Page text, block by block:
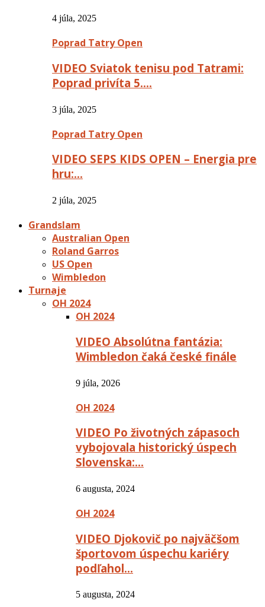
4 júla, 2025
Poprad Tatry Open
VIDEO Sviatok tenisu pod Tatrami:
Poprad privíta 5….
3 júla, 2025
Poprad Tatry Open
VIDEO SEPS KIDS OPEN – Energia pre
hru:…
2 júla, 2025
Grandslam
Australian Open
Roland Garros
US Open
Wimbledon
Turnaje
OH 2024
OH 2024
VIDEO Absolútna fantázia:
Wimbledon čaká české finále
9 júla, 2026
OH 2024
VIDEO Po životných zápasoch
vybojovala historický úspech
Slovenska:…
6 augusta, 2024
OH 2024
VIDEO Djokovič po najväčšom
športovom úspechu kariéry
podľahol…
5 augusta, 2024